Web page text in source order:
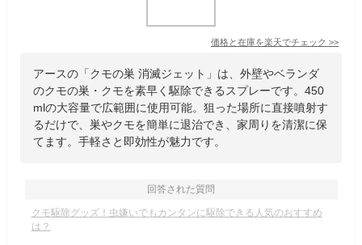
価格と在庫を楽天でチェック >>
アースの「クモの巣 消滅ジェット」は、外壁やベランダ
のクモの巣・クモを素早く駆除できるスプレーです。450
mlの大容量で広範囲に使用可能。狙った場所に直接噴射す
るだけで、巣やクモを簡単に退治でき、家周りを清潔に保
てます。手軽さと即効性が魅力です。
回答された質問
クモ駆除グッズ！虫嫌いでもカンタンに駆除できる人気のおすすめ
は？